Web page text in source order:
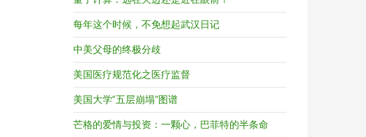
每年这个时候，不免想起武汉日记
中美父母的终极分歧
美国医疗规范化之医疗监督
美国大学“五层崩塌”图谱
芒格的爱情与投资：一颗心，巴菲特的半条命